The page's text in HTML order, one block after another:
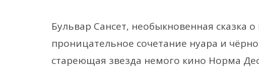
Бульвар Сансет, необыкновенная сказка
проницательное сочетание нуара и
стареющая звезда немого кино Норма